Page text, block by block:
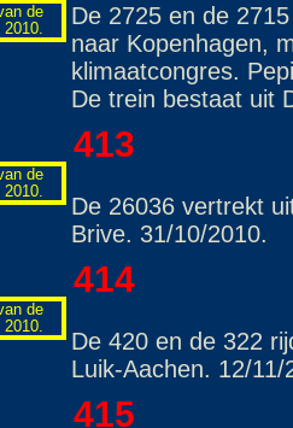
De 2725 en de
naar Kopenhagen,
klimaatcongres.
De trein bestaat uit
413
De 26036 vertrekt
Brive. 31/10/2010.
414
De 420 en de 322
Luik-Aachen. 12/11/
415